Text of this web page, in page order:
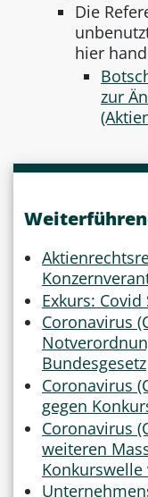
Die
hier
zur
Exkurs:
Coronavirus
Bundesgesetz
Coronavirus
gegen
Coronavirus
weiteren